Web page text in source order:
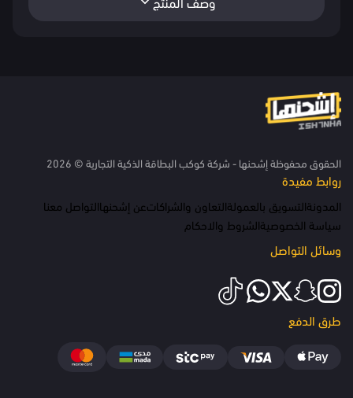
الحقوق محفوظة إشحنها - شركة كوكب البطاقة الذكية التجارية © 2026
روابط مفيدة
المدونةالتسويق بالعمولةالتعاون والشراكاتعن إشحنهاالتواصل معنا
سياسة الخصوصيةالشروط والاحكام
وسائل التواصل
طرق الدفع